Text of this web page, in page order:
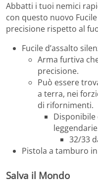
Abbatti i tuoi nemici
con questo nuovo
precisione rispetto al
Fucile d’assalto
Arma furtiva
precisione.
Può essere
a terra, nei
di rifornimenti.
Disponibile
32/33
Pistola a tamburo
Salva il Mondo